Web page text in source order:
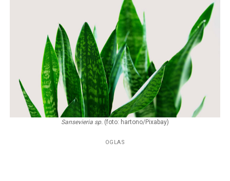
Sansevieria sp.(foto: hartono/Pixabay)
OGLAS